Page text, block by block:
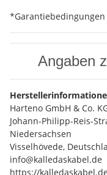
*Garantiebedingungen
Angaben
Harteno GmbH & Co.
Johann-Philipp-Reis-
Niedersachsen
Visselhövede,
info@kalledaskabel.de
https://